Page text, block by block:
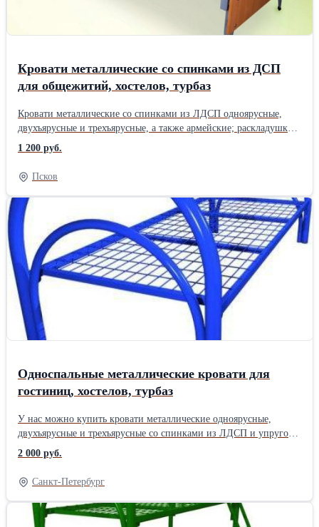
Кровати металлические со спинками из ДСП
для общежитий, хостелов, турбаз
Кровати металлические со спинками из ЛДСП одноярусные,
двухъярусные и трехъярусные, а также армейские; раскладушки
«эконом». Прекрасно подходят для общежитий, строителей,
рабочих, детских лагерей, турбаз, гостиниц, отелей, хостелов,
санаториев, пансионатов, общежитий, общественных
организаций, бюджета, строительных организаций, больниц,
госпиталей, диспансеров, хосписов и пр. При необходимости,
укомплектуем постельными принадлежностями. Быстрое
изготовление оптовых заказов, наличие на складе. Доставка по
всей России и Казахстану. Минимальный заказ - 10 шт.
кроватей. Розницы нет. +7-926-847-38-08, +7-968-542-50-64
Екатерина Компания " Металлические кровати"
1 200 руб.
Псков
Односпальные металлические кровати для
гостиниц, хостелов, турбаз
У нас можно купить кровати металлические одноярусные,
двухъярусные и трехъярусные со спинками из ЛДСП и упругой
металлической пружинной сеткой, раскладушки тканевые
«эконом», постельные принадлежности. Металлические кровати
прекрасно подходят для детских лагерей, турбаз, гостиниц,
отелей, хостелов, санаториев, пансионатов, общежитий,
общественных организаций, бюджета, строительных
организаций (строителей, рабочих), больниц, госпиталей,
2 000 руб.
Санкт-Петербург